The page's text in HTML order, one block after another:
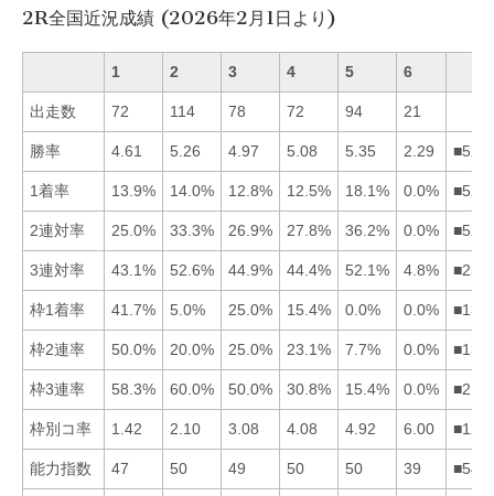
2R全国近況成績 (2026年2月1日より)
1 2 3 4 5 6
出走数 72 114 78 72 94 21
勝率 4.61 5.26 4.97 5.08 5.35 2.29
1着率 13.9% 14.0% 12.8% 12.5% 18.1% 0.0%
2連対率 25.0% 33.3% 26.9% 27.8% 36.2% 0.0%
3連対率 43.1% 52.6% 44.9% 44.4% 52.1% 4.8%
枠1着率 41.7% 5.0% 25.0% 15.4% 0.0% 0.0%
枠2連率 50.0% 20.0% 25.0% 23.1% 7.7% 0.0%
枠3連率 58.3% 60.0% 50.0% 30.8% 15.4% 0.0%
枠別コ率 1.42 2.10 3.08 4.08 4.92 6.00
能力指数 47 50 49 50 50 39